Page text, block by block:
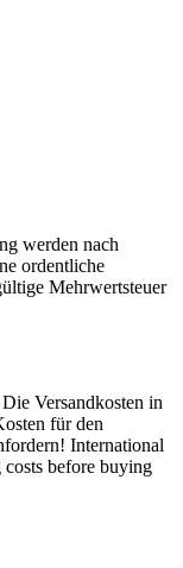
werden nach
ordentliche
Mehrwertsteuer
Die Versandkosten in
für den
International
before buying